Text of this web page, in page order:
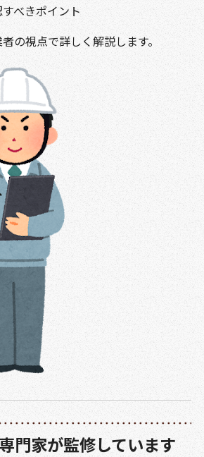
べきポイント
の視点で詳しく解説します。
門家が監修しています